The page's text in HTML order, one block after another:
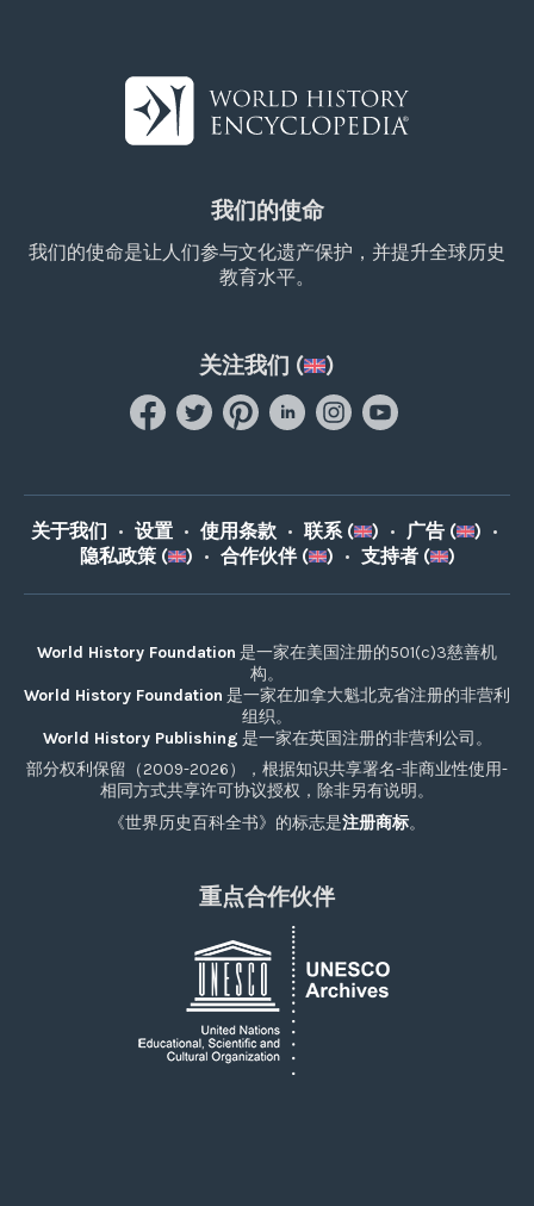
我们的使命
我们的使命是让人们参与文化遗产保护，并提升全球历史
教育水平。
关注我们 ( )
关于我们 • 设置 • 使用条款 • 联系 ( ) • 广告 ( ) •
隐私政策 (
) • 合作伙伴 ( ) • 支持者 ( )
World History Foundation 是一家在美国注册的501(c)3慈善机
构。
World History Foundation 是一家在加拿大魁北克省注册的非营利
组织。
World History Publishing 是一家在英国注册的非营利公司。
部分权利保留（2009-2026），根据知识共享署名-非商业性使用-
相同方式共享许可协议授权，除非另有说明。
《世界历史百科全书》的标志是注册商标。
重点合作伙伴